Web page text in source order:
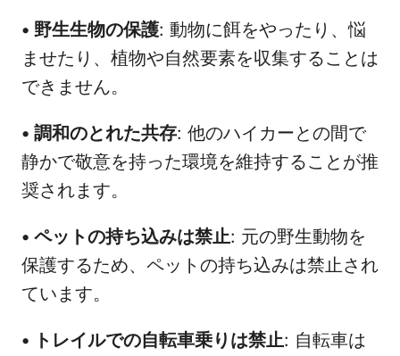
• 野生生物の保護: 動物に餌をやったり、悩
ませたり、植物や自然要素を収集することは
できません。
• 調和のとれた共存: 他のハイカーとの間で
静かで敬意を持った環境を維持することが推
奨されます。
• ペットの持ち込みは禁止: 元の野生動物を
保護するため、ペットの持ち込みは禁止され
ています。
• トレイルでの自転車乗りは禁止: 自転車は